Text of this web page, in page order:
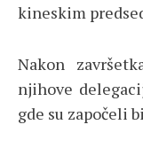
kineskim
Nakon
njihove
gde su započeli